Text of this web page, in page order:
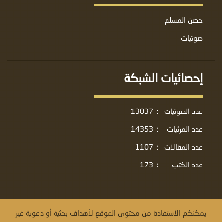
حصن المسلم
صوتيات
إحصائيات الشبكة
عدد الصوتيات :
13837
عدد المرئيات
:
14353
عدد المقالات
:
1107
عدد الكتب
:
173
يمكنكم الاستفادة من محتوى الموقع لأهداف بحثية أو دعوية غير